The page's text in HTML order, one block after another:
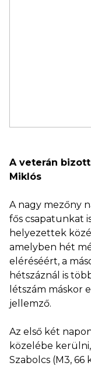
A veterán
Miklós
A nagy mezőny
fős csapatunkat
helyezettek
amelyben hét
eléréséért, a
hétszáznál is
létszám máskor
jellemző.
Az első két
közelébe
Szabolcs (M3,